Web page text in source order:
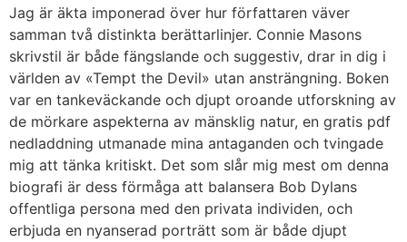
Jag är äkta imponerad över hur författaren väver
samman två distinkta berättarlinjer. Connie Masons
skrivstil är både fängslande och suggestiv, drar in dig i
världen av «Tempt the Devil» utan ansträngning. Boken
var en tankeväckande och djupt oroande utforskning av
de mörkare aspekterna av mänsklig natur, en gratis pdf
nedladdning utmanade mina antaganden och tvingade
mig att tänka kritiskt. Det som slår mig mest om denna
biografi är dess förmåga att balansera Bob Dylans
offentliga persona med den privata individen, och
erbjuda en nyanserad porträtt som är både djupt